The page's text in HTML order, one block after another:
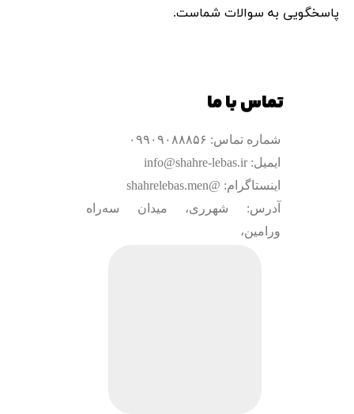
تماس با ما
شماره تماس: ۰۹۹۰۹۰۸۸۸۵۶
ایمیل: info@shahre-lebas.ir
اینستاگرام: @shahrelebas.men
آدرس: شهرری، میدان سه‌راه
ورامین،
پاسخگویی به سوالات شماست.​​​​​​​